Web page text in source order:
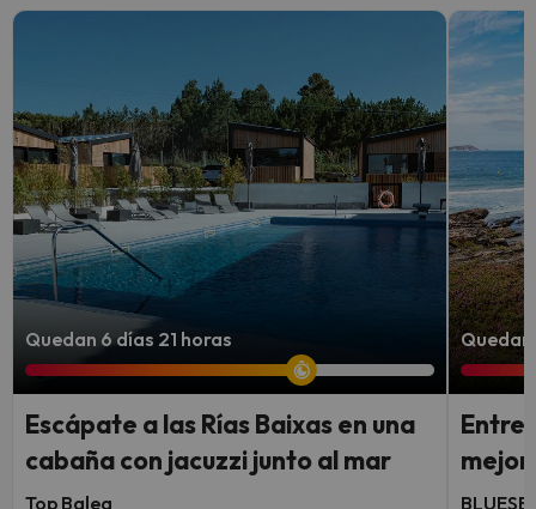
Quedan 6 días 21 horas
Escápate a las Rías Baixas en una
cabaña con jacuzzi junto al mar
Top Balea
Quedan
Entre